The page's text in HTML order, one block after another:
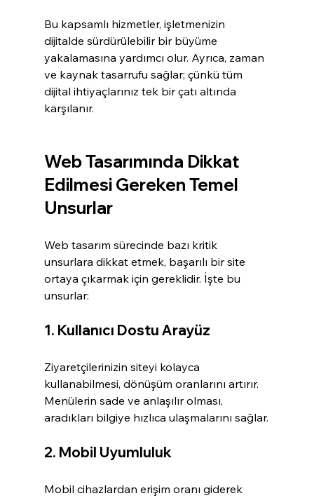
Bu kapsamlı hizmetler, işletmenizin
dijitalde sürdürülebilir bir büyüme
yakalamasına yardımcı olur. Ayrıca, zaman
ve kaynak tasarrufu sağlar; çünkü tüm
dijital ihtiyaçlarınız tek bir çatı altında
karşılanır.
Web Tasarımında Dikkat
Edilmesi Gereken Temel
Unsurlar
Web tasarım sürecinde bazı kritik
unsurlara dikkat etmek, başarılı bir site
ortaya çıkarmak için gereklidir. İşte bu
unsurlar:
1. Kullanıcı Dostu Arayüz
Ziyaretçilerinizin siteyi kolayca
kullanabilmesi, dönüşüm oranlarını artırır.
Menülerin sade ve anlaşılır olması,
aradıkları bilgiye hızlıca ulaşmalarını sağlar.
2. Mobil Uyumluluk
Mobil cihazlardan erişim oranı giderek